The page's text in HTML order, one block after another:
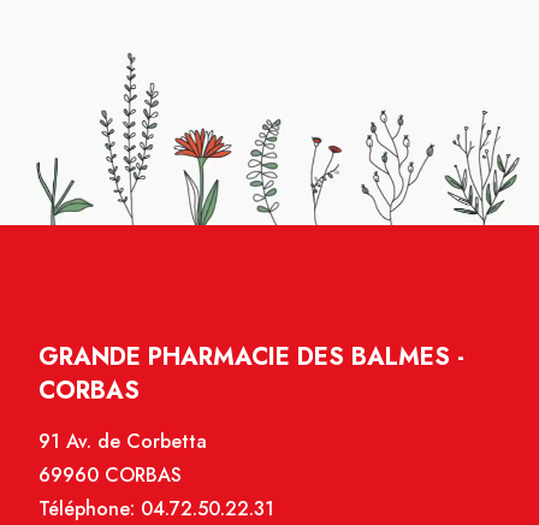
GRANDE PHARMACIE DES BALMES -
CORBAS
91 Av. de Corbetta
69960 CORBAS
Téléphone: 04.72.50.22.31